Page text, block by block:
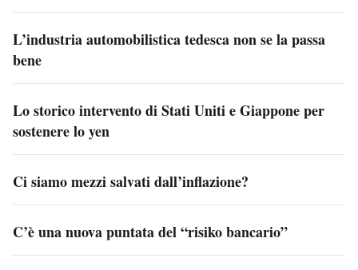
L’industria automobilistica tedesca non se la passa
bene
Lo storico intervento di Stati Uniti e Giappone per
sostenere lo yen
Ci siamo mezzi salvati dall’inflazione?
C’è una nuova puntata del “risiko bancario”